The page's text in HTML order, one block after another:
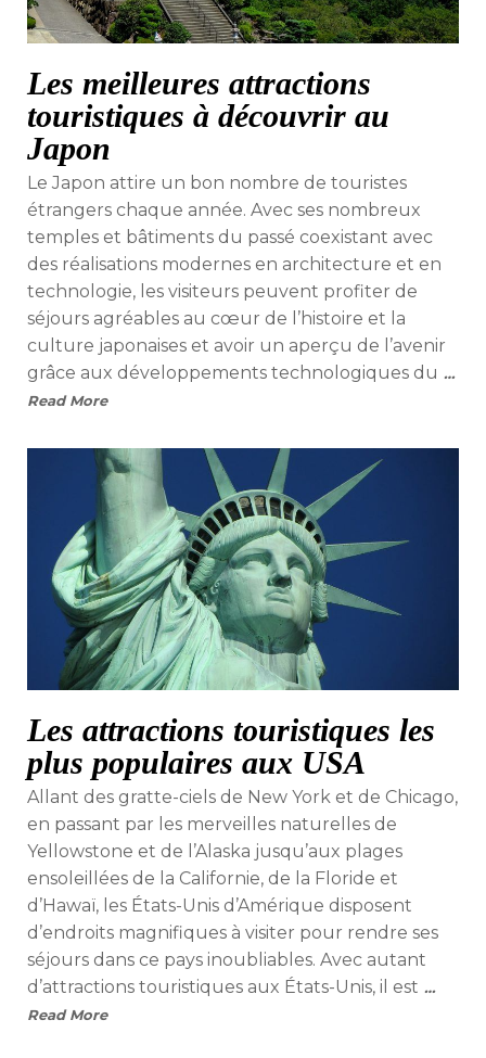
Les meilleures attractions
touristiques à découvrir au
Japon
Le Japon attire un bon nombre de touristes
étrangers chaque année. Avec ses nombreux
temples et bâtiments du passé coexistant avec
des réalisations modernes en architecture et en
technologie, les visiteurs peuvent profiter de
séjours agréables au cœur de l’histoire et la
culture japonaises et avoir un aperçu de l’avenir
grâce aux développements technologiques du …
Read More
Les attractions touristiques les
plus populaires aux USA
Allant des gratte-ciels de New York et de Chicago,
en passant par les merveilles naturelles de
Yellowstone et de l’Alaska jusqu’aux plages
ensoleillées de la Californie, de la Floride et
d’Hawaï, les États-Unis d’Amérique disposent
d’endroits magnifiques à visiter pour rendre ses
séjours dans ce pays inoubliables. Avec autant
d’attractions touristiques aux États-Unis, il est …
Read More